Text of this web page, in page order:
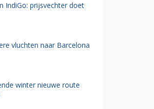
IndiGo: prijsvechter doet
vluchten naar Barcelona
winter nieuwe route